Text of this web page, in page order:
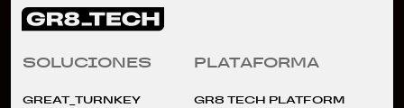
SOLUCIONES
GREAT_TURNKEY
PLATAFORMA
GR8 TECH PLATFORM